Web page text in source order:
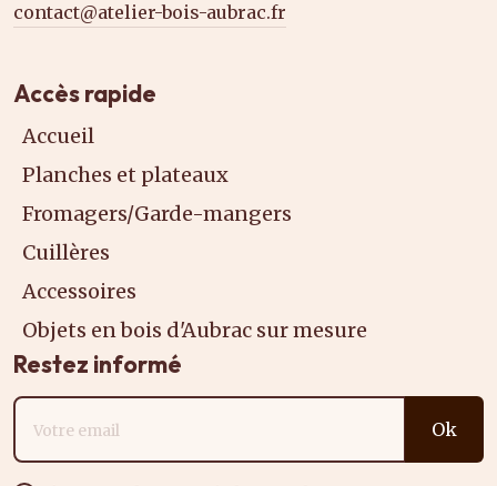
contact@atelier-bois-aubrac.fr
Accès rapide
Accueil
Planches et plateaux
Fromagers/Garde-mangers
Cuillères
Accessoires
Objets en bois d'Aubrac sur mesure
Restez informé
Adresse email
Ok